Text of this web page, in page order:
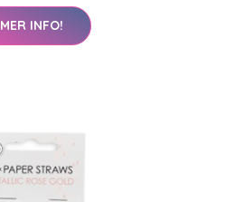
MER INFO!